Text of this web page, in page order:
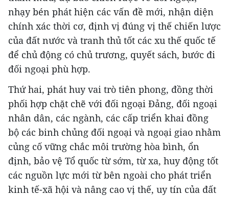
nhạy bén phát hiện các vấn đề mới, nhận diện
chính xác thời cơ, định vị đúng vị thế chiến lược
của đất nước và tranh thủ tốt các xu thế quốc tế
để chủ động có chủ trương, quyết sách, bước đi
đối ngoại phù hợp.
Thứ hai, phát huy vai trò tiên phong, đồng thời
phối hợp chặt chẽ với đối ngoại Đảng, đối ngoại
nhân dân, các ngành, các cấp triển khai đồng
bộ các binh chủng đối ngoại và ngoại giao nhằm
củng cố vững chắc môi trường hòa bình, ổn
định, bảo vệ Tổ quốc từ sớm, từ xa, huy động tốt
các nguồn lực mới từ bên ngoài cho phát triển
kinh tế-xã hội và nâng cao vị thế, uy tín của đất